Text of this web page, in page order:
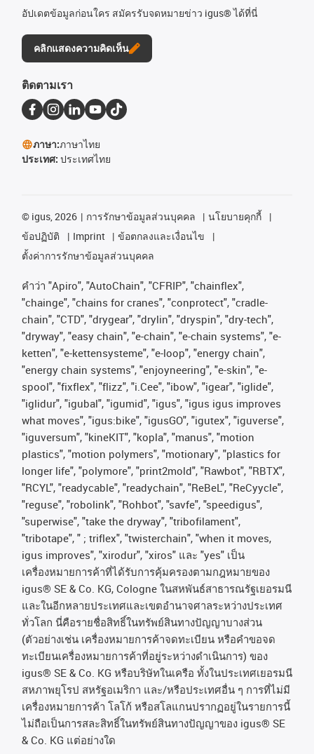
อัปเดตข้อมูลก่อนใคร สมัครรับจดหมายข่าว igus® ได้ที่นี่
คลิกแสดงความคิดเห็น
ติดตามเรา
ภาษา:ภาษาไทย
ประเทศ: ประเทศไทย
© igus, 2026 การรักษาข้อมูลส่วนบุคคล
นโยบายคุกกี้
ข้อปฏิบัติ
Imprint
ข้อตกลงและเงื่อนไข
ตั้งค่าการรักษาข้อมูลส่วนบุคคล
คําว่า "Apiro", "AutoChain", "CFRIP", "chainflex",
"chainge", "chains for cranes", "conprotect", "cradle-
chain", "CTD", "drygear", "drylin", "dryspin", "dry-tech",
"dryway", "easy chain", "e-chain", "e-chain systems", "e-
ketten", "e-kettensysteme", "e-loop", "energy chain",
"energy chain systems", "enjoyneering", "e-skin", "e-
spool", "fixflex", "flizz", "i.Cee", "ibow", "igear", "iglide",
"iglidur", "igubal", "igumid", "igus", "igus igus improves
what moves", "igus:bike", "igusGO", "igutex", "iguverse",
"iguversum", "kineKIT", "kopla", "manus", "motion
plastics", "motion polymers", "motionary", "plastics for
longer life", "polymore", "print2mold", "Rawbot", "RBTX",
"RCYL", "readycable", "readychain", "ReBeL", "ReCyycle",
"reguse", "robolink", "Rohbot", "savfe", "speedigus",
"superwise", "take the dryway", "tribofilament",
"tribotape", " ; triflex", "twisterchain", "when it moves,
igus improves", "xirodur", "xiros" และ "yes" เป็น
เครื่องหมายการค้าที่ได้รับการคุ้มครองตามกฎหมายของ
igus® SE & Co. KG, Cologne ในสหพันธ์สาธารณรัฐเยอรมนี
และในอีกหลายประเทศและเขตอํานาจศาลระหว่างประเทศ
ทั่วโลก นี่คือรายชื่อสิทธิ์ในทรัพย์สินทางปัญญาบางส่วน
(ตัวอย่างเช่น เครื่องหมายการค้าจดทะเบียน หรือคำขอจด
ทะเบียนเครื่องหมายการค้าที่อยู่ระหว่างดำเนินการ) ของ
igus® SE & Co. KG หรือบริษัทในเครือ ทั้งในประเทศเยอรมนี
สหภาพยุโรป สหรัฐอเมริกา และ/หรือประเทศอื่น ๆ การที่ไม่มี
เครื่องหมายการค้า โลโก้ หรือสโลแกนปรากฏอยู่ในรายการนี้
ไม่ถือเป็นการสละสิทธิ์ในทรัพย์สินทางปัญญาของ igus® SE
& Co. KG แต่อย่างใด